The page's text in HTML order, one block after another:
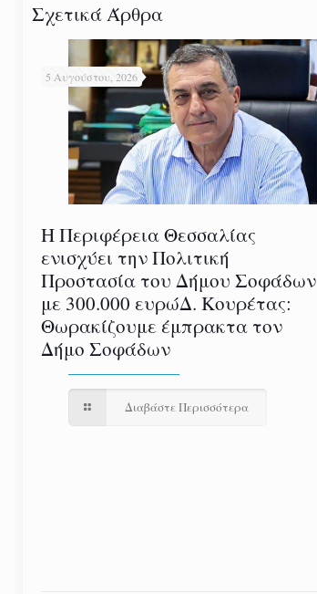
Σχετικά Άρθρα
5 Αυγούστου, 2026
Η Περιφέρεια Θεσσαλίας
ενισχύει την Πολιτική
Προστασία του Δήμου Σοφάδων
με 300.000 ευρώΔ. Κουρέτας:
Θωρακίζουμε έμπρακτα τον
Δήμο Σοφάδων
Διαβάστε Περισσότερα